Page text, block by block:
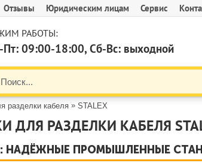
Отзывы Юридическим лицам Сервис
РАБОТЫ:
Пт: 09:00-18:00, Сб-Вс: выходной
разделки кабеля » STALEX
ДЛЯ РАЗДЕЛКИ КАБЕЛЯ
НАДЁЖНЫЕ ПРОМЫШЛЕННЫЕ